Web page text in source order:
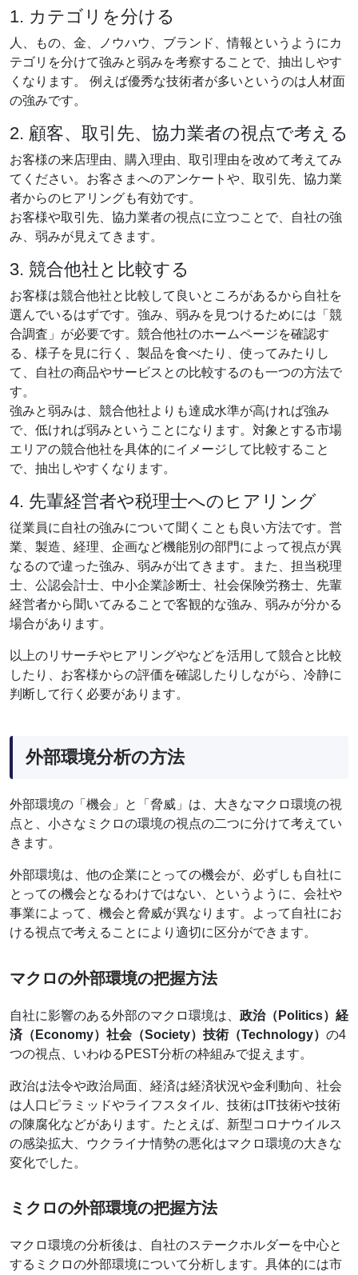
1. カテゴリを分ける
人、もの、金、ノウハウ、ブランド、情報というようにカ
テゴリを分けて強みと弱みを考察することで、抽出しやす
くなります。 例えば優秀な技術者が多いというのは人材面
の強みです。
2. 顧客、取引先、協力業者の視点で考える
お客様の来店理由、購入理由、取引理由を改めて考えてみ
てください。お客さまへのアンケートや、取引先、協力業
者からのヒアリングも有効です。
お客様や取引先、協力業者の視点に立つことで、自社の強
み、弱みが見えてきます。
3. 競合他社と比較する
お客様は競合他社と比較して良いところがあるから自社を
選んでいるはずです。強み、弱みを見つけるためには「競
合調査」が必要です。競合他社のホームページを確認す
る、様子を見に行く、製品を食べたり、使ってみたりし
て、自社の商品やサービスとの比較するのも一つの方法で
す。
強みと弱みは、競合他社よりも達成水準が高ければ強み
で、低ければ弱みということになります。対象とする市場
エリアの競合他社を具体的にイメージして比較すること
で、抽出しやすくなります。
4. 先輩経営者や税理士へのヒアリング
従業員に自社の強みについて聞くことも良い方法です。営
業、製造、経理、企画など機能別の部門によって視点が異
なるので違った強み、弱みが出てきます。また、担当税理
士、公認会計士、中小企業診断士、社会保険労務士、先輩
経営者から聞いてみることで客観的な強み、弱みが分かる
場合があります。
以上のリサーチやヒアリングやなどを活用して競合と比較
したり、お客様からの評価を確認したりしながら、冷静に
判断して行く必要があります。
外部環境分析の方法
外部環境の「機会」と「脅威」は、大きなマクロ環境の視
点と、小さなミクロの環境の視点の二つに分けて考えてい
きます。
外部環境は、他の企業にとっての機会が、必ずしも自社に
とっての機会となるわけではない、というように、会社や
事業によって、機会と脅威が異なります。よって自社にお
ける視点で考えることにより適切に区分ができます。
マクロの外部環境の把握方法
自社に影響のある外部のマクロ環境は、 政治（Politics）経
済（Economy）社会（Society）技術（Technology） の4
つの視点、いわゆるPEST分析の枠組みで捉えます。
政治は法令や政治局面、経済は経済状況や金利動向、社会
は人口ピラミッドやライフスタイル、技術はIT技術や技術
の陳腐化などがあります。たとえば、新型コロナウイルス
の感染拡大、ウクライナ情勢の悪化はマクロ環境の大きな
変化でした。
ミクロの外部環境の把握方法
マクロ環境の分析後は、自社のステークホルダーを中心と
するミクロの外部環境について分析します。具体的には市